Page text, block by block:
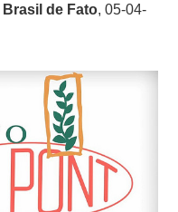
Brasil de Fato, 05-04-